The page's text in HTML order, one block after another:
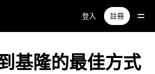
登入 註冊
基隆的最佳方式